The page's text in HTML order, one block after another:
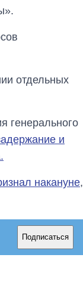
отдельных
генерального
и
накануне,
Подписаться